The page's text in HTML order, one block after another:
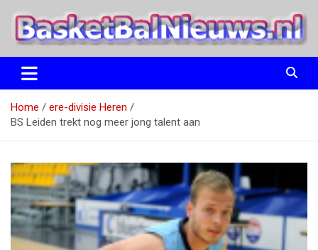
naar
BasketBalNieuws.nl
Etten
Home
ere-divisie Heren
BS Leiden trekt nog meer jong talent aan